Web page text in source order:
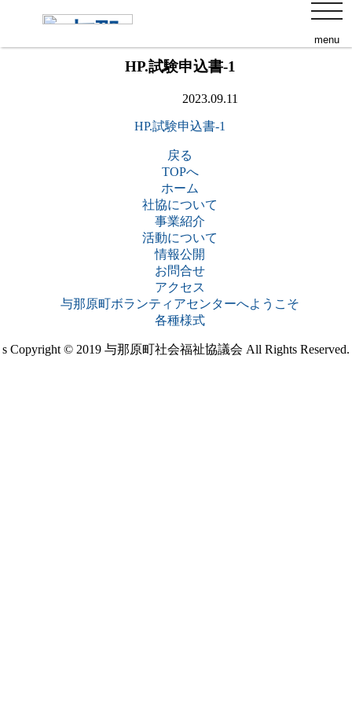
s
menu
添付ファイル
HP.試験申込書-1
2023.09.11
HP.試験申込書-1
戻る
TOPへ
ホーム
社協について
事業紹介
活動について
情報公開
お問合せ
アクセス
与那原町ボランティアセンターへようこそ
各種様式
Copyright © 2019 与那原町社会福祉協議会 All Rights Reserved.